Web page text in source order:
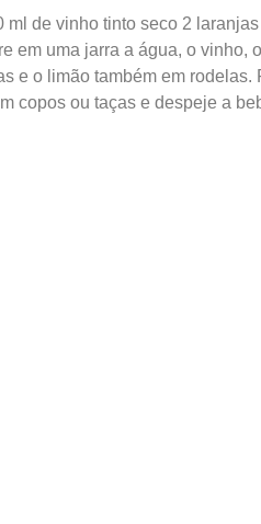
ml de vinho tinto seco 2
em uma jarra a água, o vinho,
e o limão também em
copos ou taças e despeje a